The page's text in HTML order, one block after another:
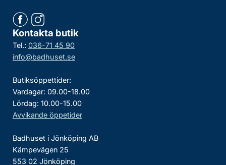
Kontakta butik
Tel.: 036-71 45 90
info@badhuset.se
Butiksöppettider:
Vardagar: 09.00-18.00
Lördag: 10.00-15.00
Avvikande öppetider
Badhuset i Jönköping AB
Kämpevägen 25
553 02 Jönköping